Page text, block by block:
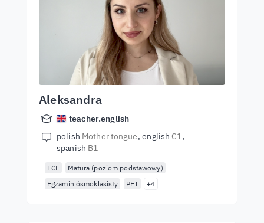
Aleksandra
teacher.english
polish Mother tongue english C1
spanish B1
FCE
Matura (poziom podstawowy)
Egzamin ósmoklasisty
PET +4